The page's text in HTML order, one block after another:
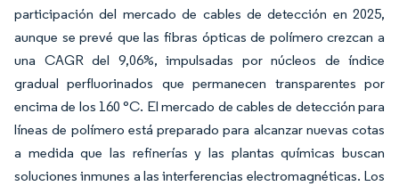
participación del mercado de cables de detección en 2025,
aunque se prevé que las fibras ópticas de polímero crezcan a
una CAGR del 9,06%, impulsadas por núcleos de índice
gradual perfluorinados que permanecen transparentes por
encima de los 160 °C. El mercado de cables de detección para
líneas de polímero está preparado para alcanzar nuevas cotas
a medida que las refinerías y las plantas químicas buscan
soluciones inmunes a las interferencias electromagnéticas. Los